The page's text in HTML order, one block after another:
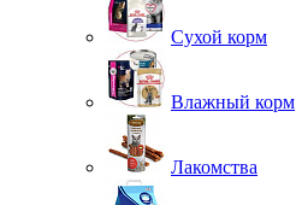
Сухой корм
Влажный корм
Лакомства